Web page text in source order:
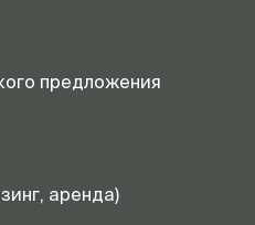
предложения
аренда)